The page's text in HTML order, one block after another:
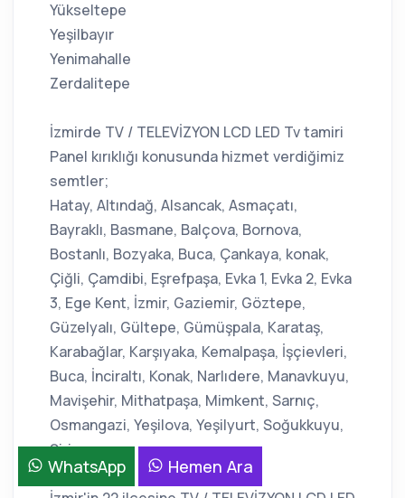
Yükseltepe
Yeşilbayır
Yenimahalle
Zerdalitepe
İzmirde TV / TELEVİZYON LCD LED Tv tamiri
Panel kırıklığı konusunda hizmet verdiğimiz
semtler;
Hatay, Altındağ, Alsancak, Asmaçatı,
Bayraklı, Basmane, Balçova, Bornova,
Bostanlı, Bozyaka, Buca, Çankaya, konak,
Çiğli, Çamdibi, Eşrefpaşa, Evka 1, Evka 2, Evka
3, Ege Kent, İzmir, Gaziemir, Göztepe,
Güzelyalı, Gültepe, Gümüşpala, Karataş,
Karabağlar, Karşıyaka, Kemalpaşa, İşçievleri,
Buca, İnciraltı, Konak, Narlıdere, Manavkuyu,
Mavişehir, Mithatpaşa, Mimkent, Sarnıç,
Osmangazi, Yeşilova, Yeşilyurt, Soğukkuyu,
Şirinyer.
WhatsApp Hemen Ara